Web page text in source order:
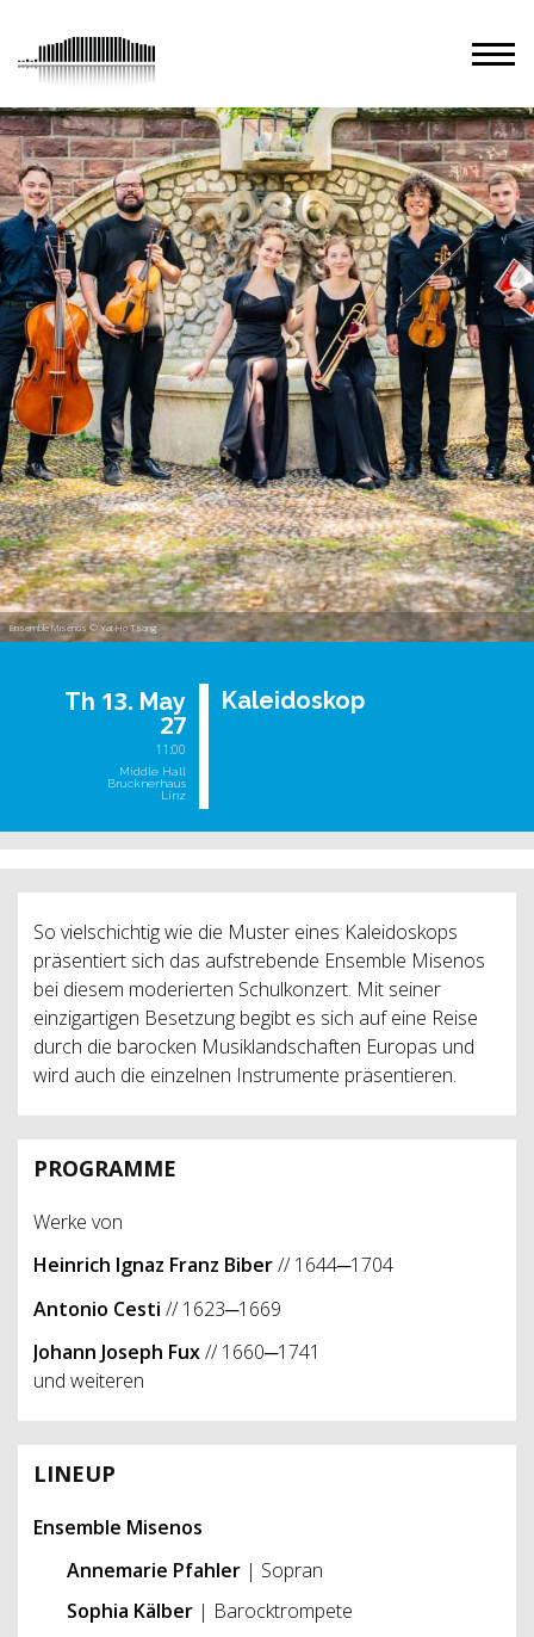
Ensemble Misenos © Yat Ho Tsang
Th 13. May
27
11:00
Middle Hall
Brucknerhaus
Linz
Ka­lei­do­skop
So vielschichtig wie die Muster eines Kaleidoskops
präsentiert sich das aufstrebende Ensemble Misenos
bei diesem moderierten Schulkonzert. Mit seiner
einzigartigen Besetzung begibt es sich auf eine Reise
durch die barocken Musiklandschaften Europas und
wird auch die einzelnen Instrumente präsentieren.
PROGRAMME
Werke von
Heinrich Ignaz Franz Biber// 1644─1704
Antonio Cesti // 1623─1669
Johann Joseph Fux// 1660─1741
und weiteren
LINEUP
Ensemble Misenos
Annemarie Pfahler | Sopran
Sophia Kälber | Barocktrompete